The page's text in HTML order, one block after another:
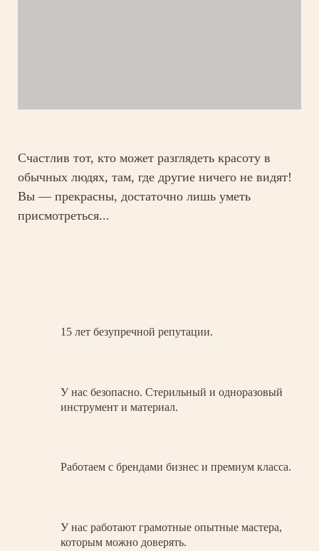
Счастлив тот, кто может разглядеть красоту в
обычных людях, там, где другие ничего не видят!
Вы — прекрасны, достаточно лишь уметь
присмотреться...
15 лет безупречной репутации.
У нас безопасно. Стерильный и одноразовый
инструмент и материал.
Работаем с брендами бизнес и премиум класса.
У нас работают грамотные опытные мастера,
которым можно доверять.